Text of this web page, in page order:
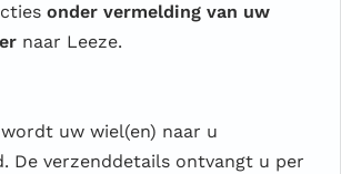
onder vermelding van uw
naar Leeze.
uw wiel(en) naar u
De verzenddetails ontvangt u per